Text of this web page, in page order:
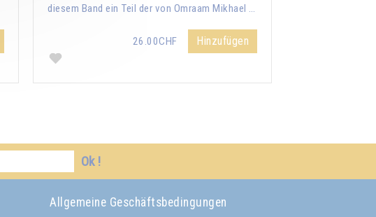
diesem Band ein Teil der von Omraam Mikhael …
26.00CHF Hinzufügen
Ok !
Allgemeine Geschäftsbedingungen